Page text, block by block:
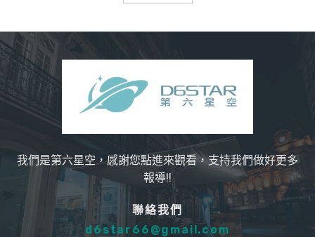
我們是第六星空，感謝您點進來觀看，支持我們做好更多
報導!!
聯絡我們
d6star66@gmail.com